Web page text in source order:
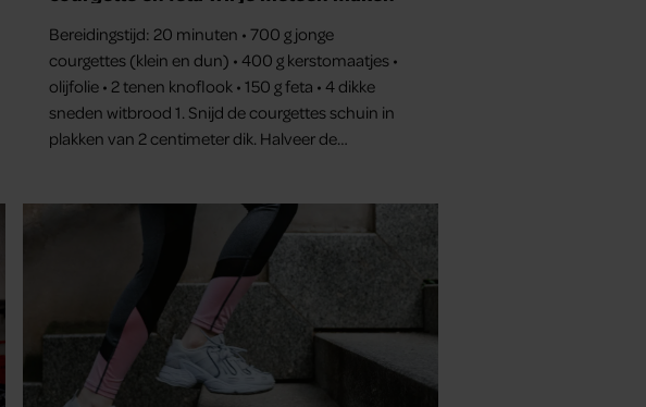
EXTRA
Dít is waarom traplopen zo zwaar voelt
(spoiler: het ligt niet aan je conditie)
Je wil meer aan je conditie werken of je
je al met hijgen. Dit terwijl je van een half uur
wandelen geen last hebt. Hoe kan dat?